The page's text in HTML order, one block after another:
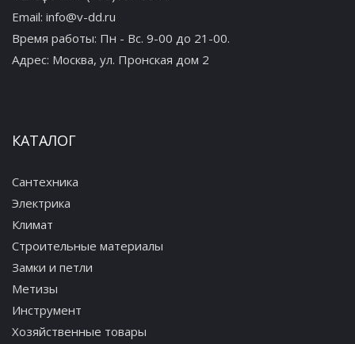
Email: info@v-dd.ru
Время работы: Пн - Вс. 9-00 до 21-00.
Адрес: Москва, ул. Пронская дом 2
КАТАЛОГ
Сантехника
Электрика
Климат
Строительные материалы
Замки и петли
Метизы
Инструмент
Хозяйственные товары